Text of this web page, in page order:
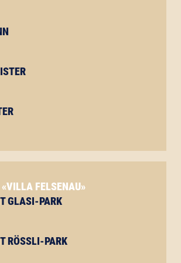
FELSENAU»
GLASI-PARK
RÖSSLI-PARK